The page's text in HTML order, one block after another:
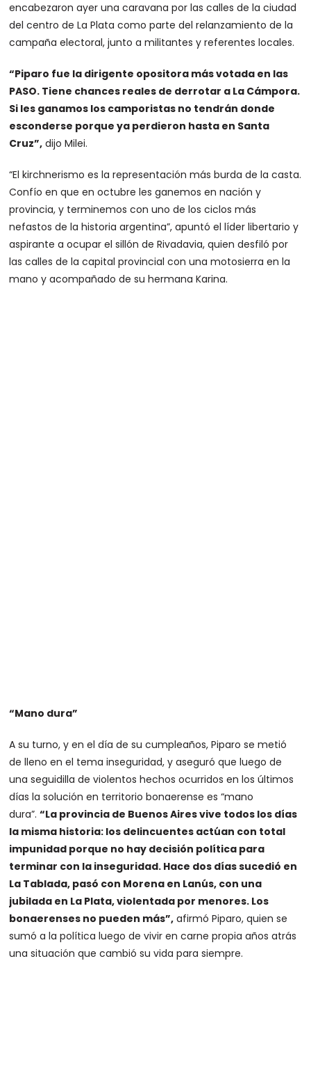
encabezaron ayer una caravana por las calles de la ciudad
del centro de La Plata como parte del relanzamiento de la
campaña electoral, junto a militantes y referentes locales.
“Piparo fue la dirigente opositora más votada en las
PASO. Tiene chances reales de derrotar a La Cámpora.
Si les ganamos los camporistas no tendrán donde
esconderse porque ya perdieron hasta en Santa
Cruz”, dijo Milei.
“El kirchnerismo es la representación más burda de la casta.
Confío en que en octubre les ganemos en nación y
provincia, y terminemos con uno de los ciclos más
nefastos de la historia argentina”, apuntó el líder libertario y
aspirante a ocupar el sillón de Rivadavia, quien desfiló por
las calles de la capital provincial con una motosierra en la
mano y acompañado de su hermana Karina.
“Mano dura”
A su turno, y en el día de su cumpleaños, Piparo se metió
de lleno en el tema inseguridad, y aseguró que luego de
una seguidilla de violentos hechos ocurridos en los últimos
días la solución en territorio bonaerense es “mano
dura”.“La provincia de Buenos Aires vive todos los días
la misma historia: los delincuentes actúan con total
impunidad porque no hay decisión política para
terminar con la inseguridad. Hace dos días sucedió en
La Tablada, pasó con Morena en Lanús, con una
jubilada en La Plata, violentada por menores. Los
bonaerenses no pueden más”, afirmó Piparo, quien se
sumó a la política luego de vivir en carne propia años atrás
una situación que cambió su vida para siempre.